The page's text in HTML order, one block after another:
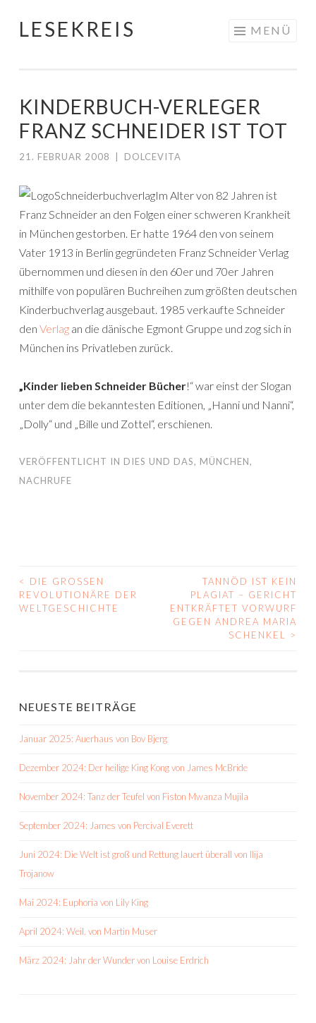
Springe
LESEKREIS MENÜ
KINDERBUCH-VERLEGER
FRANZ SCHNEIDER IST TOT
21. FEBRUAR 2008 DOLCEVITA
Im Alter von 82 Jahren ist
Franz Schneider an den Folgen einer schweren Krankheit
in München gestorben. Er hatte 1964 den von seinem
Vater 1913 in Berlin gegründeten Franz Schneider Verlag
übernommen und diesen in den 60er und 70er Jahren
mithilfe von populären Buchreihen zum größten deutschen
Kinderbuchverlag ausgebaut. 1985 verkaufte Schneider
den Verlag an die dänische Egmont Gruppe und zog sich in
München ins Privatleben zurück.
„Kinder lieben Schneider Bücher!“ war einst der Slogan
unter dem die bekanntesten Editionen, „Hanni und Nanni“,
„Dolly“ und „Bille und Zottel“, erschienen.
VERÖFFENTLICHT IN DIES UND DAS, MÜNCHEN,
NACHRUFE
BEITRAGS-
NAVIGATION
<
DIE GROSSEN R
EVOLUTIONÄRE DER W
ELTGESCHICHTE
TANNÖD IST KEIN
PLAGIAT – GERICHT
ENTKRÄFTET VORWURF
GEGEN ANDREA MARIA
SCHENKEL
>
NEUESTE BEITRÄGE
Januar 2025: Auerhaus von Bov Bjerg
Dezember 2024: Der heilige King Kong von James McBride
November 2024: Tanz der Teufel von Fiston Mwanza Mujila
September 2024: James von Percival Everett
Juni 2024: Die Welt ist groß und Rettung lauert überall von Ilija
Trojanow
Mai 2024: Euphoria von Lily King
April 2024: Weil. von Martin Muser
März 2024: Jahr der Wunder von Louise Erdrich